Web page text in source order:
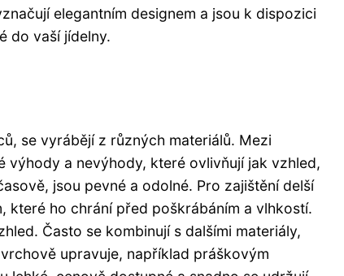
elegantním designem a jsou k dispozici
do vaší jídelny.
se vyrábějí z různých materiálů. Mezi
výhody a nevýhody, které ovlivňují jak vzhled,
jsou pevné a odolné. Pro zajištění delší
které ho chrání před poškrábáním a vlhkostí.
Často se kombinují s dalšími materiály,
upravuje, například práškovým